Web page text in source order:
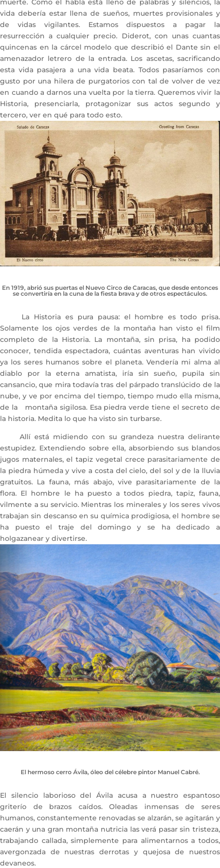
muerte. Como el habla está lleno de palabras y silencios, la
vida debería estar llena de sueños, muertes provisionales y
de vidas vigilantes. Estamos dispuestos a pagar la
resurrección a cualquier precio. Diderot, con unas cuantas
quincenas en la cárcel modelo que describió el Dante sin el
amenazador letrero de la entrada. Los ascetas, sacrificando
esta vida pasajera a una vida beata. Todos pasaríamos con
gusto por una hilera de purgatorios con tal de volver de vez
en cuando a darnos una vuelta por la tierra. Queremos vivir la
Historia, presenciarla, protagonizar sus actos segundo y
tercero, ver en qué para todo esto.
En 1919, abrió sus puertas el Nuevo Circo de Caracas, que desde entonces
se convertiría en la cuna de la fiesta brava y de otros espectáculos.
La Historia es pura pausa: el hombre es todo prisa.
Solamente los ojos verdes de la montaña han visto el film
completo de la Historia. La montaña, sin prisa, ha podido
conocer, tendida espectadora, cuántas aventuras han vivido
ya los seres humanos sobre el planeta. Vendería mi alma al
diablo por la eterna amatista, iría sin sueño, pupila sin
cansancio, que mira todavía tras del párpado translúcido de la
nube, y ve por encima del tiempo, tiempo mudo ella misma,
de la montaña sigilosa. Esa piedra verde tiene el secreto de
la historia. Medita lo que ha visto sin turbarse.
Allí está midiendo con su grandeza nuestra delirante
estupidez. Extendiendo sobre ella, absorbiendo sus blandos
jugos maternales, el tapiz vegetal crece parasitariamente de
la piedra húmeda y vive a costa del cielo, del sol y de la lluvia
gratuitos. La fauna, más abajo, vive parasitariamente de la
flora. El hombre le ha puesto a todos piedra, tapiz, fauna,
vilmente a su servicio. Mientras los minerales y los seres vivos
trabajan sin descanso en su química prodigiosa, el hombre se
ha puesto el traje del domingo y se ha dedicado a
holgazanear y divertirse.
El hermoso cerro Ávila, óleo del célebre pintor Manuel Cabré.
El silencio laborioso del Ávila acusa a nuestro espantoso
griterío de brazos caídos. Oleadas inmensas de seres
humanos, constantemente renovadas se alzarán, se agitarán y
caerán y una gran montaña nutricia las verá pasar sin tristeza,
trabajando callada, simplemente para alimentarnos a todos,
avergonzada de nuestras derrotas y quejosa de nuestros
devaneos.